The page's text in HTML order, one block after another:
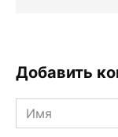
Добавить
Имя
*